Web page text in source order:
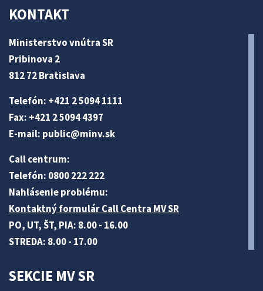
KONTAKT
Ministerstvo vnútra SR
Pribinova 2
812 72 Bratislava
Telefón: +421 2 5094 1111
Fax: +421 2 5094 4397
E-mail: public@minv.sk
Call centrum:
Telefón: 0800 222 222
Nahlásenie problému:
Kontaktný formulár Call Centra MV SR
PO, UT, ŠT, PIA: 8.00 - 16.00
STREDA: 8.00 - 17.00
SEKCIE MV SR